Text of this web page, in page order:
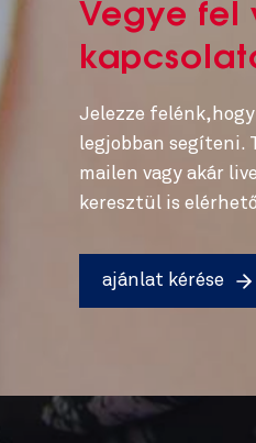
Vegye fel
Jelezze
legjobban segíteni.
mailen vagy akár
keresztül is
ajánlat kérése